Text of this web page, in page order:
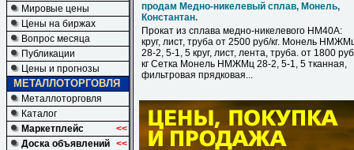
Мировые цены
Цены на биржах
Вопрос месяца
Публикации
Цены и прогнозы
МЕТАЛЛОТОРГОВЛЯ
Металлоторговля
Каталог
Маркетплейс
<<
Доска объявлений <<
продам Медно-никелевый сплав, Монель,
Константан.
Прокат из сплава медно-никелевого НМ40А:
круг, лист, труба от 2500 руб/кг. Монель
28-2, 5-1, 5 круг, лист, лента, труба. от 1800
кг Сетка Монель НМЖМц 28-2, 5-1, 5 тканная,
фильтровая прядковая...